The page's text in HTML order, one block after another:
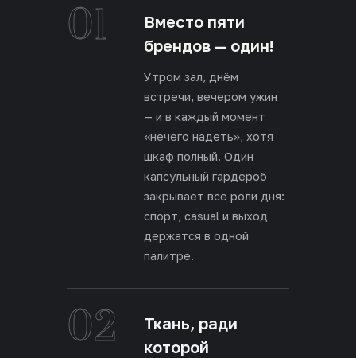
01
Вместо пяти
брендов — один!
Утром зал, днём
встречи, вечером ужин
— и в каждый момент
«нечего надеть», хотя
шкаф полный. Один
капсульный гардероб
закрывает все роли дня:
спорт, casual и выход
держатся в одной
палитре.
02
Ткань, ради
которой